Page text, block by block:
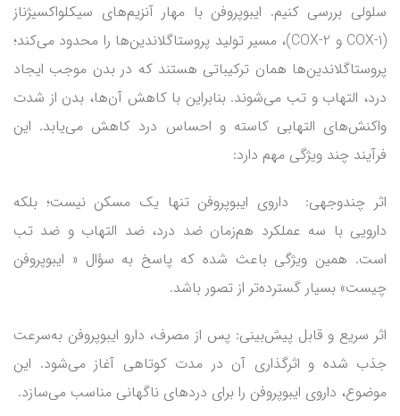
سلولی بررسی کنیم. ایبوپروفن با مهار آنزیم‌های سیکلواکسیژناز
(COX-1 و COX-2)، مسیر تولید پروستاگلاندین‌ها را محدود می‌کند؛
پروستاگلاندین‌ها همان ترکیباتی هستند که در بدن موجب ایجاد
درد، التهاب و تب می‌شوند. بنابراین با کاهش آن‌ها، بدن از شدت
واکنش‌های التهابی کاسته و احساس درد کاهش می‌یابد. این
فرآیند چند ویژگی مهم دارد:
اثر چندوجهی: داروی ایبوپروفن تنها یک مسکن نیست؛ بلکه
دارویی با سه عملکرد هم‌زمان ضد درد، ضد التهاب و ضد تب
است. همین ویژگی باعث شده که پاسخ به سؤال « ایبوپروفن
چیست» بسیار گسترده‌تر از تصور باشد.
اثر سریع و قابل پیش‌بینی: پس از مصرف، دارو ایبوپروفن به‌سرعت
جذب شده و اثرگذاری آن در مدت کوتاهی آغاز می‌شود. این
موضوع، داروی ایبوپروفن را برای دردهای ناگهانی مناسب می‌سازد.